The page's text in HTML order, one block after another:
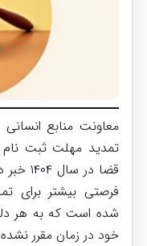
معاونت منابع
تمدید مهلت ثبت
قضا
فرصتی بیشتر برای
شده است که به هر
خود در زمان مقرر